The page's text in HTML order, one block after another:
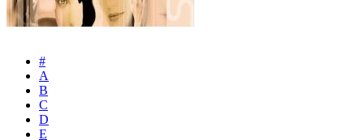
#
A
B
C
D
E